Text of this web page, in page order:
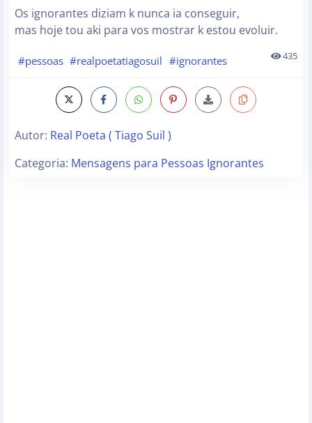
Os ignorantes diziam k nunca ia conseguir,
mas hoje tou aki para vos mostrar k estou evoluir.
#pessoas #realpoetatiagosuil #ignorantes 435
Autor: Real Poeta ( Tiago Suil )
Categoria: Mensagens para Pessoas Ignorantes